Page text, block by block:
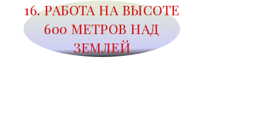
16. РАБОТА НА ВЫСОТЕ
600 МЕТРОВ НАД
ЗЕМЛЕЙ